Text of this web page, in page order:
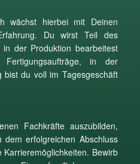
wächst hierbei mit Deinen
Du wirst Teil des
der Produktion bearbeitest
in der
bist du voll im Tagesgeschäft
Fachkräfte auszubilden,
erfolgreichen Abschluss
Bewirb